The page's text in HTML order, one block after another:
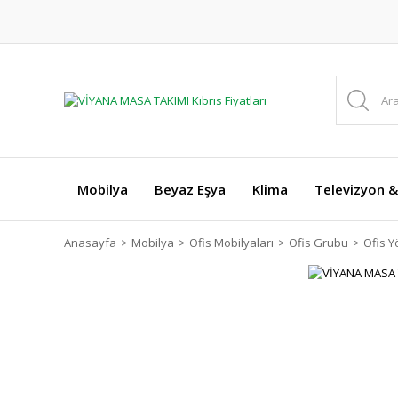
Mobilya Beyaz Eşya Klima Televizyon
Anasayfa Mobilya Ofis Mobilyaları Ofis Grubu Ofis